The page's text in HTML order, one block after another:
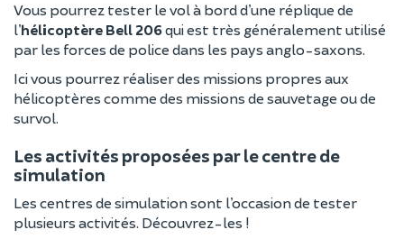
Vous pourrez tester le vol à bord d’une réplique de
l’hélicoptère Bell 206qui est très généralement utilisé
par les forces de police dans les pays anglo-saxons.
Ici vous pourrez réaliser des missions propres aux
hélicoptères comme des missions de sauvetage ou de
survol.
Les activités proposées par le centre de
simulation
Les centres de simulation sont l’occasion de tester
plusieurs activités. Découvrez-les !